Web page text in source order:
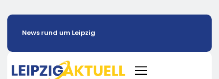
News rund um Leipzig